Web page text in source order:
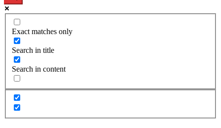
Exact matches only
Search in title
Search in content